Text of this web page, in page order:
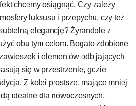
chcemy osiągnąć. Czy zależy
luksusu i przepychu, czy też
elegancję? Żyrandole z
obu tym celom. Bogato zdobione
i elementów odbijających
się w przestrzenie, gdzie
Z kolei prostsze, mające mniej
idealne dla nowoczesnych,